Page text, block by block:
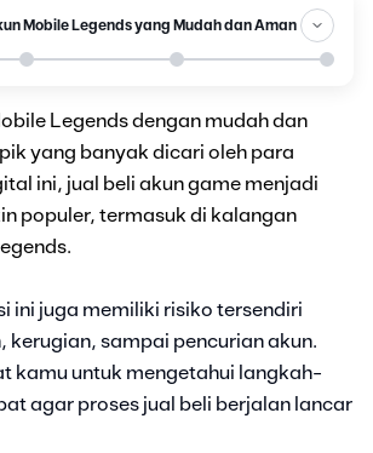
Mobile Legends yang Mudah dan Aman
Legends dengan mudah dan
yang banyak dicari oleh para
ini, jual beli akun game menjadi
populer, termasuk di kalangan
ini juga memiliki risiko tersendiri
kerugian, sampai pencurian akun.
kamu untuk mengetahui langkah-
agar proses jual beli berjalan lancar